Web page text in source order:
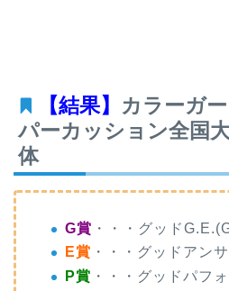
【結果】
カラーガ
パーカッション全国
体
G賞 ・・・グッド
E賞 ・・・グッドアン
P賞 ・・・グッドパフ